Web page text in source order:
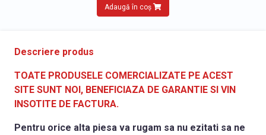
Adaugă în coș
Descriere produs
TOATE PRODUSELE COMERCIALIZATE PE ACEST
SITE SUNT NOI, BENEFICIAZA DE GARANTIE SI VIN
INSOTITE DE FACTURA.
Pentru orice alta piesa va rugam sa nu ezitati sa ne